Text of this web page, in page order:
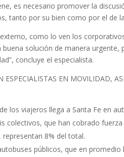
es necesario promover la
tanto por su bien como por el de
como lo ven los
buena solución de manera
concluye el especialista.
ESPECIALISTAS EN MOVILIDAD,
llega a Santa Fe en
que han cobrado fuerza
8% del total.
públicos, que en promedio